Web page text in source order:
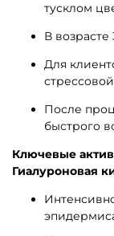
тусклом
В возрасте
Для
После
быстрого
Ключевые
Гиалуроновая